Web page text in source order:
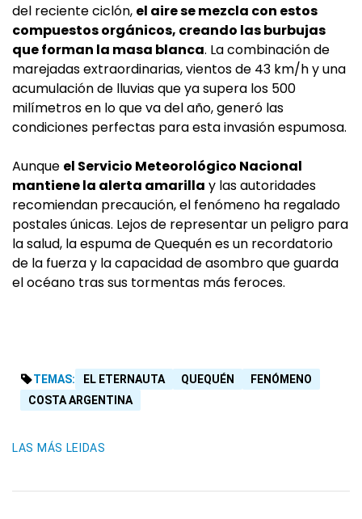
del reciente ciclón, el aire se mezcla con estos
compuestos orgánicos, creando las burbujas
que forman la masa blanca. La combinación de
marejadas extraordinarias, vientos de 43 km/h y una
acumulación de lluvias que ya supera los 500
milímetros en lo que va del año, generó las
condiciones perfectas para esta invasión espumosa.
Aunque el Servicio Meteorológico Nacional
mantiene la alerta amarilla y las autoridades
recomiendan precaución, el fenómeno ha regalado
postales únicas. Lejos de representar un peligro para
la salud, la espuma de Quequén es un recordatorio
de la fuerza y la capacidad de asombro que guarda
el océano tras sus tormentas más feroces.
TEMAS: EL ETERNAUTA QUEQUÉN
FENÓMENO
COSTA ARGENTINA
LAS MÁS LEIDAS